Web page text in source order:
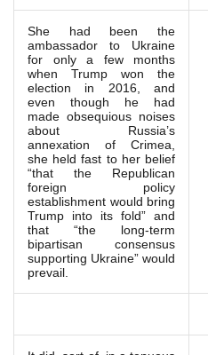
She had been the
ambassador to Ukraine
for only a few months
when Trump won the
election in 2016, and
even though he had
made obsequious noises
about Russia’s
annexation of Crimea,
she held fast to her belief
“that the Republican
foreign policy
establishment would bring
Trump into its fold” and
that “the long-term
bipartisan consensus
supporting Ukraine” would
prevail.